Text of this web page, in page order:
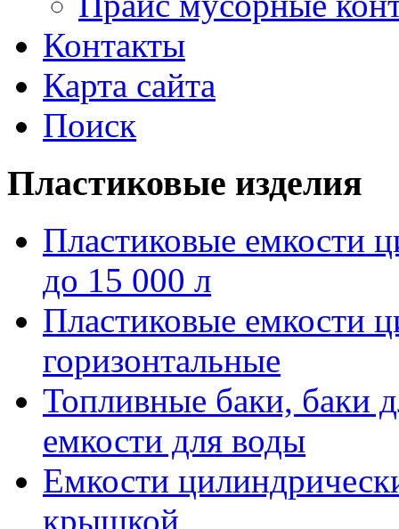
Контакты
Карта сайта
Поиск
Пластиковые изделия
Пластиковые емкости
до 15 000 л
Пластиковые емкости
горизонтальные
Топливные баки, баки
емкости для воды
Емкости
крышкой